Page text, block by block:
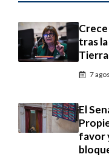
tras
7
El
favor